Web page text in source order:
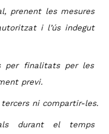
prenent les mesures
i l’ús indegut
per finalitats per les
previ.
ni compartir-les.
durant el temps